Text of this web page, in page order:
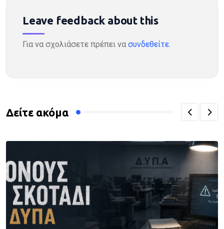
Leave feedback about this
Για να σχολιάσετε πρέπει να συνδεθείτε.
Δείτε ακόμα